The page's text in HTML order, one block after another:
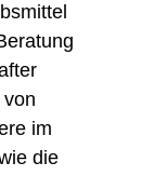
im
die